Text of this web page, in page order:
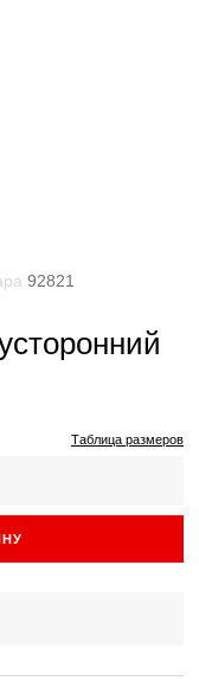
92821
Таблица размеров